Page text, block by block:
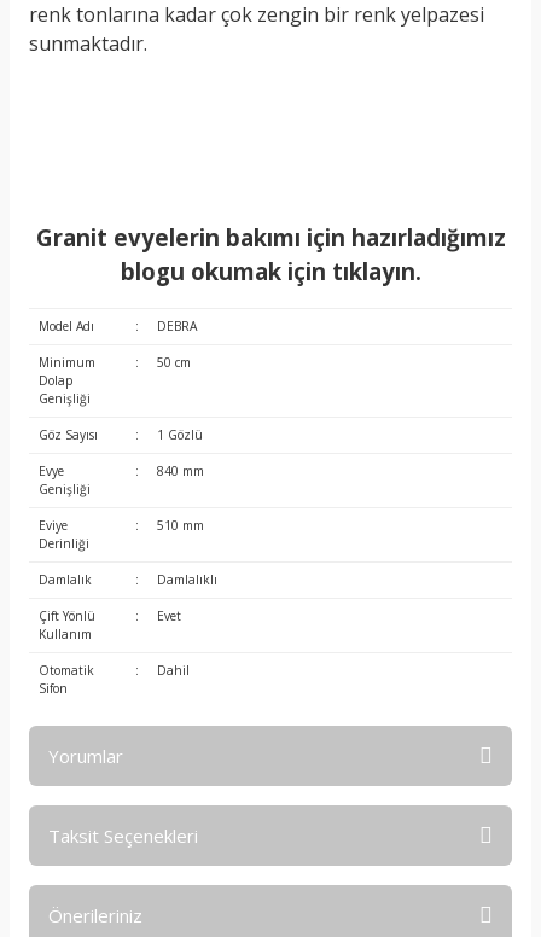
renk tonlarına kadar çok zengin bir renk yelpazesi
sunmaktadır.
Granit evyelerin bakımı için hazırladığımız
blogu okumak için tıklayın.
Model Adı : DEBRA
Minimum
Dolap
Genişliği
: 50 cm
Göz Sayısı : 1 Gözlü
Evye
Genişliği
: 840 mm
Eviye
Derinliği
: 510 mm
Damlalık : Damlalıklı
Çift Yönlü
Kullanım
: Evet
Otomatik
Sifon
: Dahil
Yorumlar
Taksit Seçenekleri
Önerileriniz